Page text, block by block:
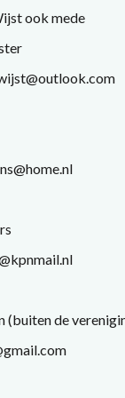
ook mede
(buiten de